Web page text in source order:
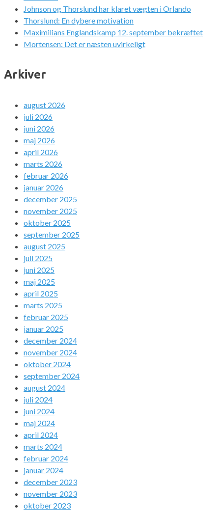
Johnson og Thorslund har klaret vægten i Orlando
Thorslund: En dybere motivation
Maximilians Englandskamp 12. september bekræftet
Mortensen: Det er næsten uvirkeligt
Arkiver
august 2026
juli 2026
juni 2026
maj 2026
april 2026
marts 2026
februar 2026
januar 2026
december 2025
november 2025
oktober 2025
september 2025
august 2025
juli 2025
juni 2025
maj 2025
april 2025
marts 2025
februar 2025
januar 2025
december 2024
november 2024
oktober 2024
september 2024
august 2024
juli 2024
juni 2024
maj 2024
april 2024
marts 2024
februar 2024
januar 2024
december 2023
november 2023
oktober 2023